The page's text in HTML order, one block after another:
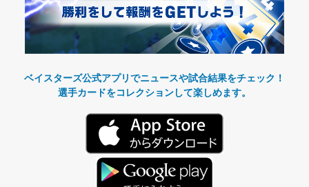
ベイスターズ公式アプリでニュースや試合結果をチェック！
選手カードをコレクションして楽しめます。